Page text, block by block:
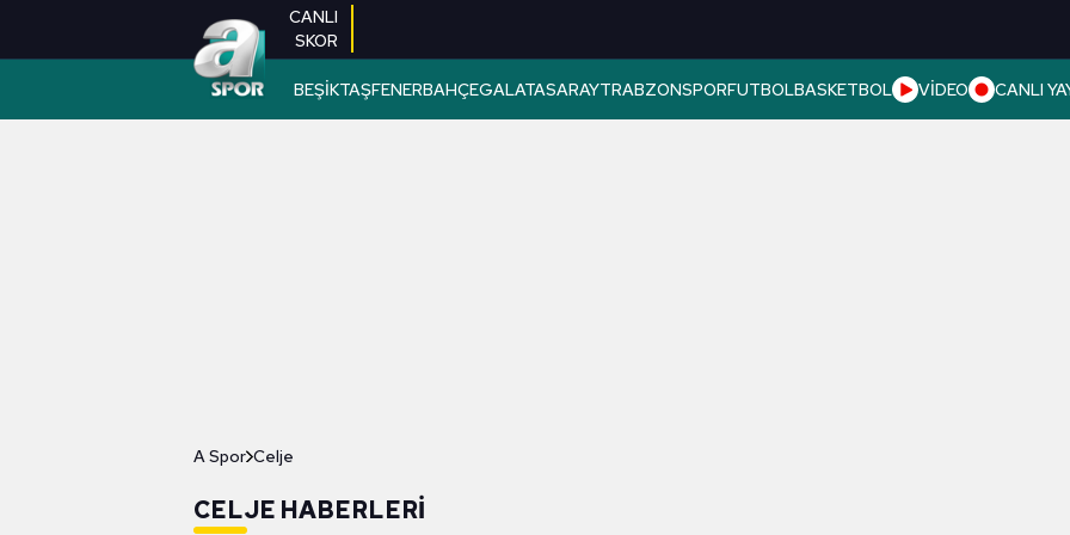
CANLI
SKOR
BEŞİKTAŞFENERBAHÇEGALATASARAYTRABZONSPORFUTBOLBASKETBOL VİDEO CANLI
A Spor Celje
CELJE HABERLERI